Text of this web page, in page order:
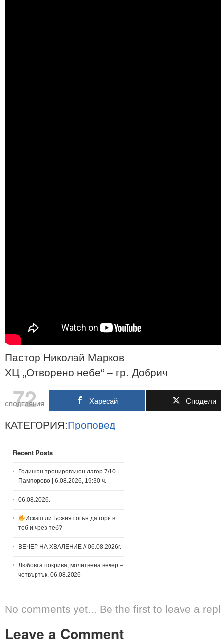
Пастор Николай Марков
ХЦ „Отворено небе“ – гр. Добрич
72
СПОДЕЛЯНИЯ Харесай Сподели
КАТЕГОРИЯ:Проповед
Recent Posts
Годишен тренировъчен лагер 7/10 |
Пампорово | 6.08.2026, 19:30 ч.
06.08.2026.
Искаш ли Божият огън да гори в
теб и чрез теб?
ВЕЧЕР НА ХВАЛЕНИЕ // 06.08.2026г.
Любовта покрива, молитвена вечер –
четвъртък, 06.08.2026
No comments yet... Be the first to leave a
Leave a Comment